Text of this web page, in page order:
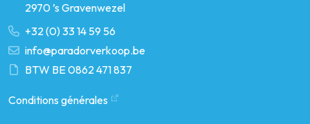
2970 ’s Gravenwezel
+32 (0) 33 14 59 56
info@paradorverkoop.be
BTW BE 0862 471 837
Conditions générales